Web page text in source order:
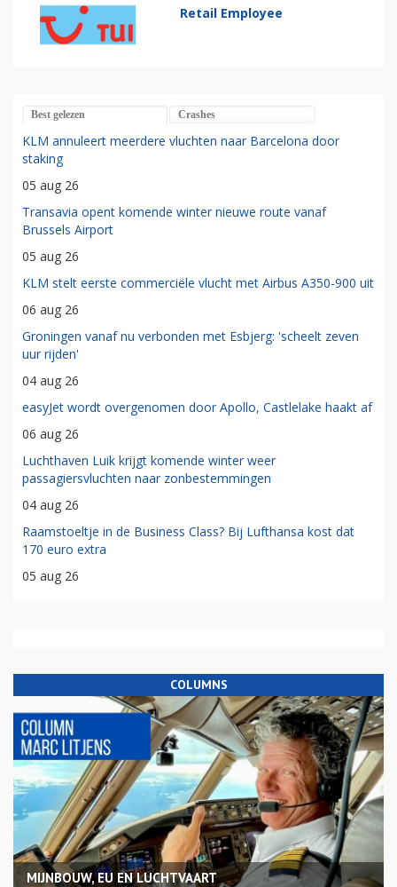
Retail Employee
Best gelezen Crashes
KLM annuleert meerdere vluchten naar Barcelona door
staking
05 aug 26
Transavia opent komende winter nieuwe route vanaf
Brussels Airport
05 aug 26
KLM stelt eerste commerciële vlucht met Airbus A350-900 uit
06 aug 26
Groningen vanaf nu verbonden met Esbjerg: 'scheelt zeven
uur rijden'
04 aug 26
easyJet wordt overgenomen door Apollo, Castlelake haakt af
06 aug 26
Luchthaven Luik krijgt komende winter weer
passagiersvluchten naar zonbestemmingen
04 aug 26
Raamstoeltje in de Business Class? Bij Lufthansa kost dat
170 euro extra
05 aug 26
COLUMNS
MIJNBOUW, EU EN LUCHTVAART